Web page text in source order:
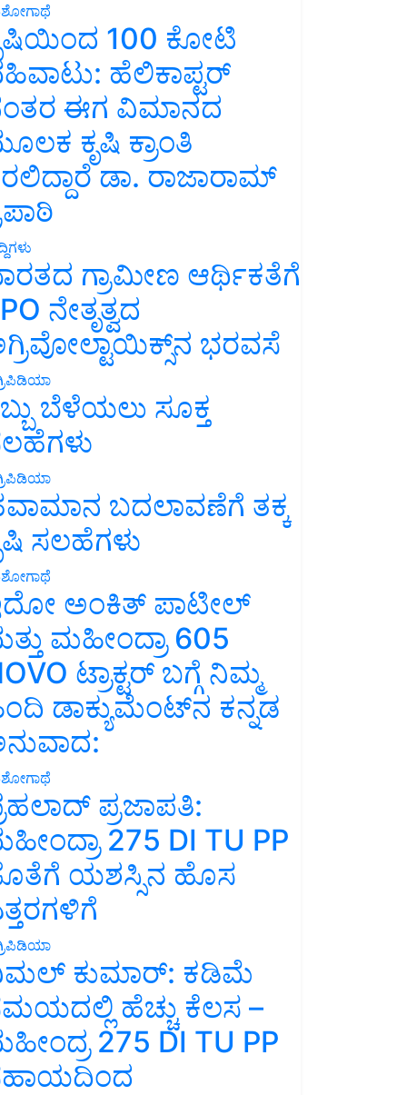
100 ಕೋಟಿ
ಹೆಲಿಕಾಪ್ಟರ್
ಈಗ ವಿಮಾನದ
ಕೃಷಿ ಕ್ರಾಂತಿ
ಡಾ. ರಾಜಾರಾಮ್
ಗ್ರಾಮೀಣ ಆರ್ಥಿಕತೆಗೆ
ನೇತೃತ್ವದ
ಭರವಸೆ
ಬೆಳೆಯಲು ಸೂಕ್ತ
ಬದಲಾವಣೆಗೆ ತಕ್ಕ
ಸಲಹೆಗಳು
ಅಂಕಿತ್ ಪಾಟೀಲ್
ಮಹೀಂದ್ರಾ 605
ಟ್ರಾಕ್ಟರ್ ಬಗ್ಗೆ ನಿಮ್ಮ
ಡಾಕ್ಯುಮೆಂಟ್‌ನ ಕನ್ನಡ
ಪ್ರಜಾಪತಿ:
275 DI TU PP
ಯಶಸ್ಸಿನ ಹೊಸ
ಕುಮಾರ್: ಕಡಿಮೆ
ಹೆಚ್ಚು ಕೆಲಸ –
275 DI TU PP